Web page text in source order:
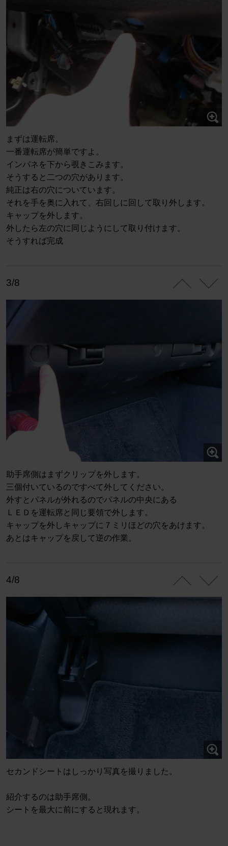
まずは運転席。
一番運転席が簡単ですよ。
インパネを下から覗きこみます。
そうすると二つの穴があります。
純正は右の穴についています。
それを手を奥に入れて、右回しに回して取り外します。
キャップを外します。
外したら左の穴に同じようにして取り付けます。
そうすれば完成
3/8
助手席側はまずクリップを外します。
三個付いているのですべて外してください。
外すとパネルが外れるのでパネルの中央にある
ＬＥＤを運転席と同じ要領で外します。
キャップを外しキャップに７ミリほどの穴をあけます。
あとはキャップを戻して逆の作業。
4/8
セカンドシートはしっかり写真を撮りました。
紹介するのは助手席側。
シートを最大に前にすると現れます。